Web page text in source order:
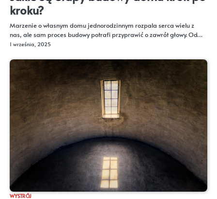
kroku?
Marzenie o własnym domu jednorodzinnym rozpala serca wielu z
nas, ale sam proces budowy potrafi przyprawić o zawrót głowy. Od…
1 września, 2025
WYSTRÓJ